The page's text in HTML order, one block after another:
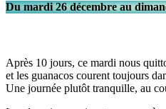
Du mardi 26 décembre au
Après 10 jours, ce mardi nous
et les guanacos courent toujours
Une journée plutôt tranquille, au